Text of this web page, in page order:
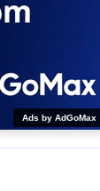
Ads by AdGoMax